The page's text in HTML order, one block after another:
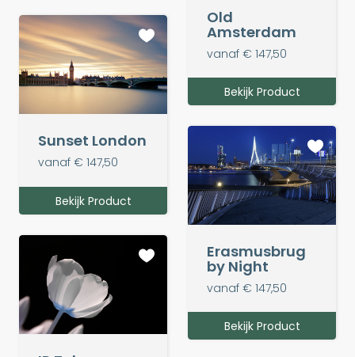
Old
Amsterdam
vanaf € 147,50
Bekijk Product
Sunset London
vanaf € 147,50
Bekijk Product
Erasmusbrug
by Night
vanaf € 147,50
Bekijk Product